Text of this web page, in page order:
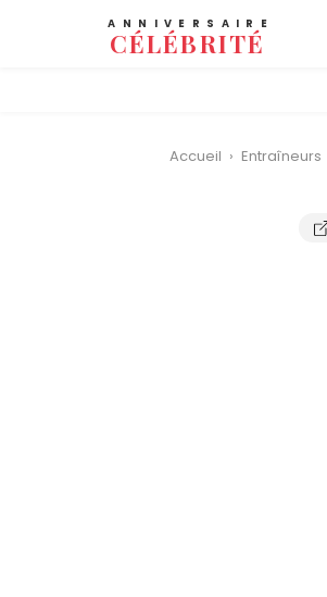
ANNIVERSAIRE
CÉLÉBRITÉ
Accueil › Entraîneurs